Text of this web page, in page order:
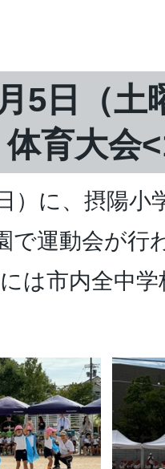
5日（土
育大会
）に、摂陽小
で運動会が行
は市内全中